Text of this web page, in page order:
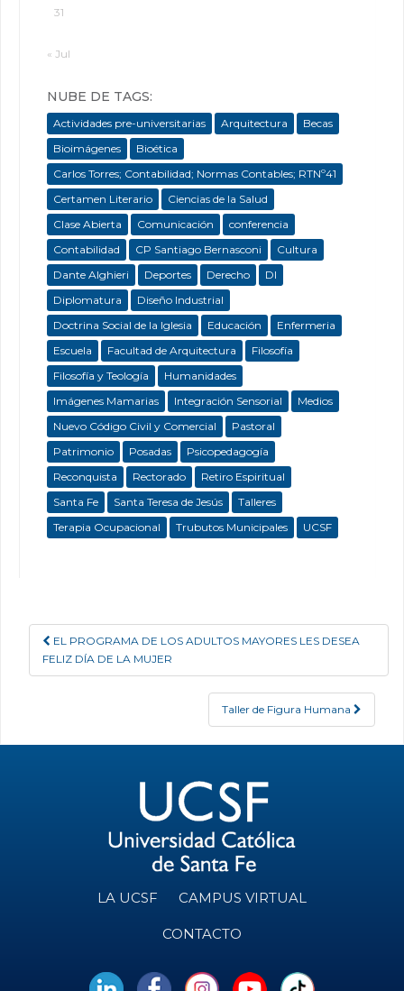
31
« Jul
NUBE DE TAGS:
Actividades pre-universitarias Arquitectura
Becas
Bioimágenes
Bioética
Carlos Torres; Contabilidad; Normas Contables; RTNº41
Certamen Literario
Ciencias de la Salud
Clase Abierta
Comunicación
conferencia
Contabilidad
CP Santiago Bernasconi
Cultura
Dante Alghieri
Deportes Derecho
DI
Diplomatura
Diseño Industrial
Doctrina Social de la Iglesia
Educación
Enfermeria
Escuela
Facultad de Arquitectura
Filosofía
Filosofía y Teología
Humanidades
Imágenes Mamarias
Integración Sensorial
Medios
Nuevo Código Civil y Comercial
Pastoral
Patrimonio
Posadas
Psicopedagogía
Reconquista
Rectorado
Retiro Espiritual
Santa Fe
Santa Teresa de Jesús
Talleres
Terapia Ocupacional
Trubutos Municipales UCSF
Post navigation
EL PROGRAMA DE LOS ADULTOS MAYORES LES DESEA
FELIZ DÍA DE LA MUJER
Taller de Figura Humana
LA UCSF CAMPUS VIRTUAL
CONTACTO